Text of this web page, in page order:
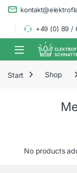
Skip to navigation
Skip to content
+49 (0) 89 /
Start Shop
No products